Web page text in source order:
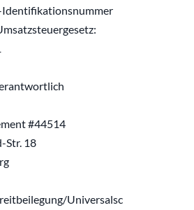
#44514
Str. 18
Universalsc